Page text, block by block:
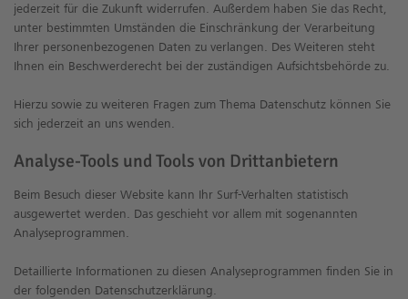
jederzeit für die Zukunft widerrufen. Außerdem haben Sie das Recht,
unter bestimmten Umständen die Einschränkung der Verarbeitung
Ihrer personenbezogenen Daten zu verlangen. Des Weiteren steht
Ihnen ein Beschwerderecht bei der zuständigen Aufsichtsbehörde zu.
Hierzu sowie zu weiteren Fragen zum Thema Datenschutz können Sie
sich jederzeit an uns wenden.
Analyse-Tools und Tools von Dritt­anbietern
Beim Besuch dieser Website kann Ihr Surf-Verhalten statistisch
ausgewertet werden. Das geschieht vor allem mit sogenannten
Analyseprogrammen.
Detaillierte Informationen zu diesen Analyseprogrammen finden Sie in
der folgenden Datenschutzerklärung.